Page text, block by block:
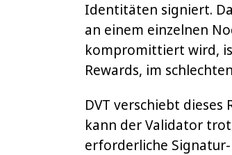
Identitäten signiert.
an einem einzelnen
kompromittiert wird,
Rewards, im
DVT verschiebt
kann der Validator
erforderliche